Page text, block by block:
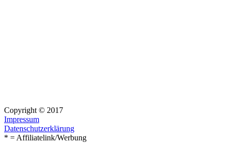
Copyright © 2017
Impressum
Datenschutzerklärung
* = Affiliatelink/Werbung